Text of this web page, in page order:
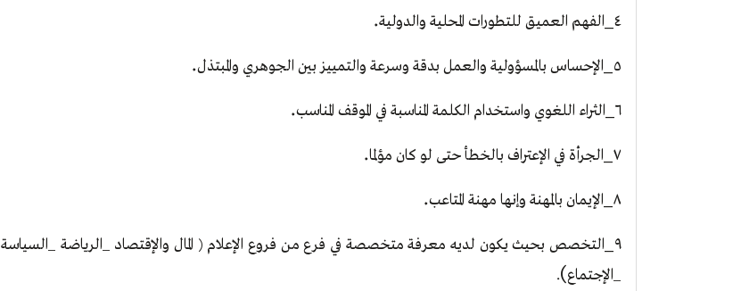
٤ الفهم العميق للتطورات المحلية والدولية.
٥ الإحساس بالمسؤولية والعمل بدقة وسرعة والتمييز بين الجوهري والمبتذل.
٦ الثراء اللغوي واستخدام الكلمة المناسبة في الموقف المناسب.
٧ الجرأة في الإعتراف بالخطأ حتى لو كان مؤلما.
٨ الإيمان بالمهنة وإنها مهنة المتاعب.
٩
التخصص بحيث يكون لديه معرفة متخصصة في فرع من فروع الإعلام ( المال والإقتصاد _الرياضة _السياسة
_الإجتماع(
.